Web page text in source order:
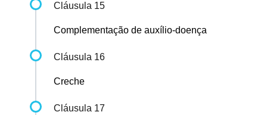
Cláusula 15
Complementação de auxílio-doença
Cláusula 16
Creche
Cláusula 17